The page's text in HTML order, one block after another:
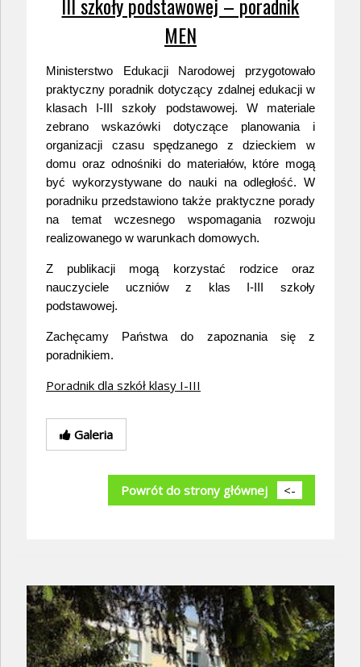
III szkoły podstawowej – poradnik
MEN
Ministerstwo Edukacji Narodowej przygotowało
praktyczny poradnik dotyczący zdalnej edukacji w
klasach I-III szkoły podstawowej. W materiale
zebrano wskazówki dotyczące planowania i
organizacji czasu spędzanego z dzieckiem w
domu oraz odnośniki do materiałów, które mogą
być wykorzystywane do nauki na odległość. W
poradniku przedstawiono także praktyczne porady
na temat wczesnego wspomagania rozwoju
realizowanego w warunkach domowych.
Z publikacji mogą korzystać rodzice oraz
nauczyciele uczniów z klas I-III szkoły
podstawowej.
Zachęcamy Państwa do zapoznania się z
poradnikiem.
Poradnik dla szkół klasy I-III
Galeria
Powrót do strony głównej <-